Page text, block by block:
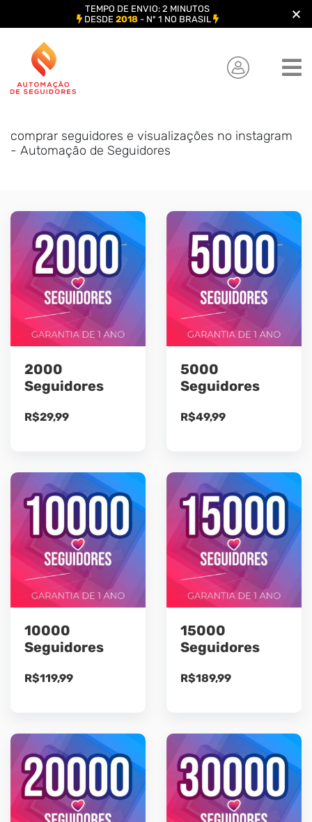
content
comprar seguidores e visualizações no instagram
- Automação de Seguidores
2000
Seguidores
R$29,99
5000
Seguidores
R$49,99
10000
Seguidores
R$119,99
15000
Seguidores
R$189,99
TEMPO DE ENVIO: 2 MINUTOS
DESDE 2018- Nº 1 NO BRASIL